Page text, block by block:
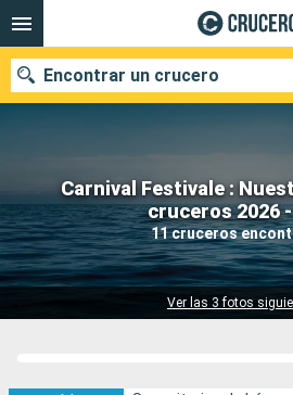
Carnival Festivale :
cruceros 2026
11 cruceros
Ver las 3 fotos
Encontrar un crucero
Nuestros destinos
Fecha de salida